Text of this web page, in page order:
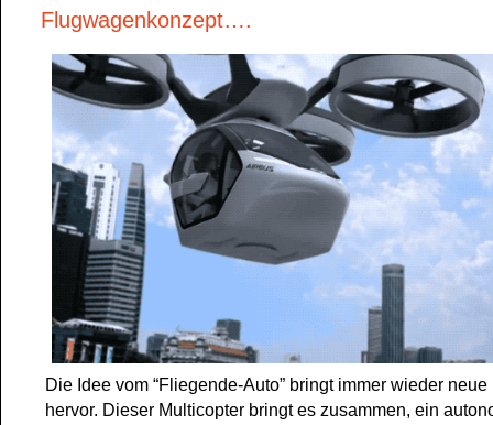
Flugwagenkonzept….
Die Idee vom “Fliegende-Auto” bringt immer wieder
hervor. Dieser Multicopter bringt es zusammen, ein